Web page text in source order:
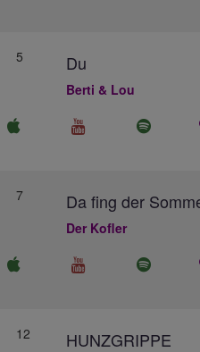
5 Du
Berti & Lou
7 Da fing der
Der Kofler
12 HUNZGRIPPE